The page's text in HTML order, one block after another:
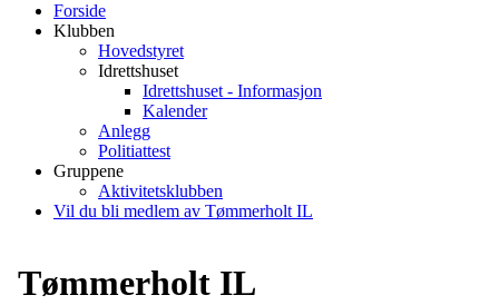
Forside
Klubben
Hovedstyret
Idrettshuset
Idrettshuset - Informasjon
Kalender
Anlegg
Politiattest
Gruppene
Aktivitetsklubben
Vil du bli medlem av Tømmerholt IL
Tømmerholt IL